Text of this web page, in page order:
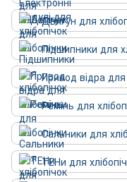
Двигун для
Підшипники для
Привод відра для
Ремінь для
Сальники для
ТЕНи для